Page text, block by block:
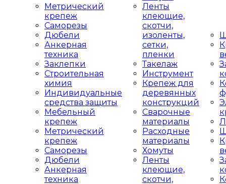
Метрический
крепеж
Саморезы
Дюбели
Анкерная
техника
Заклепки
Строительная
химия
Индивидуальные
средства защиты
Мебельный
крепеж
Метрический
крепеж
Саморезы
Дюбели
Анкерная
техника
Ленты
клеющие,
скотчи,
изоленты,
сетки,
пленки
Такелаж
Инструмент
Крепеж для
деревянных
конструкций
Сварочные
материалы
Расходные
материалы
Хомуты
Ленты
клеющие,
скотчи,